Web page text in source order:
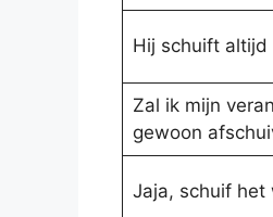
Hij schuift altijd
Zal ik mijn
gewoon
Jaja, schuif het